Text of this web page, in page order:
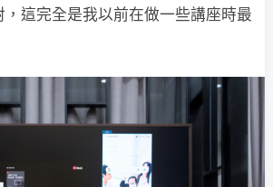
這完全是我以前在做一些講座時最